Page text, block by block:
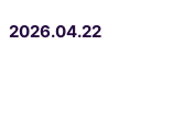
2026.04.22